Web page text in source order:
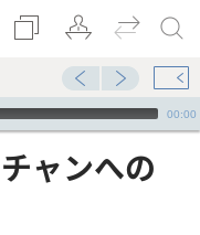
00:00
ャン​へ​の​